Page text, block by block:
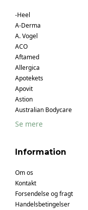
-Heel
A-Derma
A. Vogel
ACO
Aftamed
Allergica
Apotekets
Apovit
Astion
Australian Bodycare
Se mere
Information
Om os
Kontakt
Forsendelse og fragt
Handelsbetingelser